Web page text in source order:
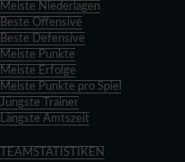
Meiste Niederlagen
Beste Offensive
Beste Defensive
Meiste Punkte
Meiste Erfolge
Meiste Punkte pro Spiel
Jüngste Trainer
Längste Amtszeit
TEAMSTATISTIKEN